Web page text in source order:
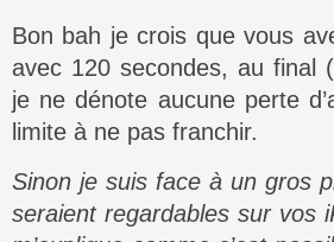
Bon bah je crois que vous
avec 120 secondes, au final
je ne dénote aucune perte
limite à ne pas franchir.
Sinon je suis face à un gros
seraient regardables sur vos